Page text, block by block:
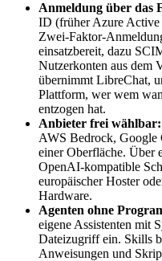
Anmeldung über das
ID (früher Azure
Zwei-Faktor-
einsatzbereit, dazu
Nutzerkonten aus dem
übernimmt LibreChat,
Plattform, wer wem
entzogen hat.
Anbieter frei wählbar:
AWS Bedrock, Google
einer Oberfläche. Über
OpenAI-kompatible
europäischer Hoster
Hardware.
Agenten ohne
eigene Assistenten mit
Dateizugriff ein. Skills
Anweisungen und